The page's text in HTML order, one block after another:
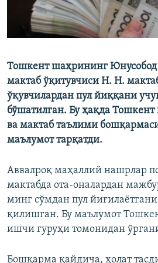
Тошкент шаҳрининг Юнусобод
мактаб ўқитувчиси Н. Н.
ўқувчилардан пул йиққани
бўшатилган. Бу ҳақда
ва мактаб таълими
маълумот тарқатди.
Аввалроқ маҳаллий нашрлар
мактабда ота-оналардан
минг сўмдан пул
қилишган. Бу маълумот
ишчи гуруҳи томонидан
Бошқарма қайдича, ҳолат